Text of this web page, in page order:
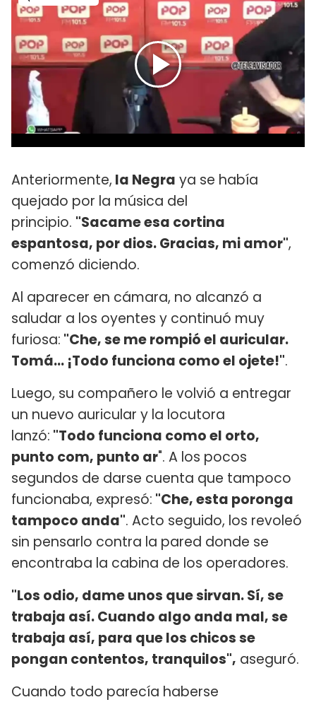
Anteriormente, la Negra ya se había
quejado por la música del
principio. "Sacame esa cortina
espantosa, por dios. Gracias, mi amor",
comenzó diciendo.
Al aparecer en cámara, no alcanzó a
saludar a los oyentes y continuó muy
furiosa: "Che, se me rompió el auricular.
Tomá... ¡Todo funciona como el ojete!".
Luego, su compañero le volvió a entregar
un nuevo auricular y la locutora
lanzó: "Todo funciona como el orto,
punto com, punto ar". A los pocos
segundos de darse cuenta que tampoco
funcionaba, expresó: "Che, esta poronga
tampoco anda". Acto seguido, los revoleó
sin pensarlo contra la pared donde se
encontraba la cabina de los operadores.
"Los odio, dame unos que sirvan. Sí, se
trabaja así. Cuando algo anda mal, se
trabaja así, para que los chicos se
pongan contentos, tranquilos", aseguró.
Cuando todo parecía haberse